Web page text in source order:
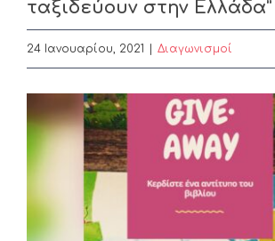
ταξιδεύουν στην Ελλάδα”
24 Ιανουαρίου, 2021 Διαγωνισμοί
Larger
Image